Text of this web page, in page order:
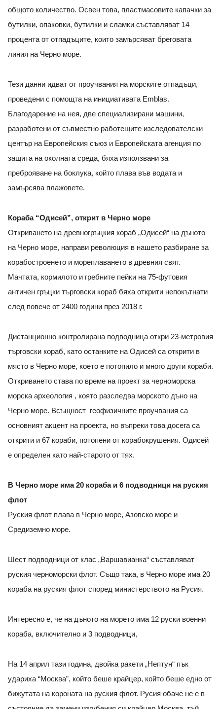
общото количество. Освен това, пластмасовите капачки за
бутилки, опаковки, бутилки и сламки съставляват 14
процента от отпадъците, които замърсяват бреговата
линия на Черно море.
Тези данни идват от проучвания на морските отпадъци,
проведени с помощта на инициативата Emblas.
Благодарение на нея, две специализирани машини,
разработени от съвместно работещите изследователски
център на Европейския съюз и Европейската агенция по
защита на околната среда, бяха използвани за
преброяване на боклука, който плава във водата и
замърсява плажовете.
Кораба “Одисей”, открит в Черно море
Откриването на древногръцкия кораб „Одисей“ на дъното
на Черно море, направи революция в нашето разбиране за
корабостроенето и мореплаването в древния свят.
Мачтата, кормилото и гребните пейки на 75-футовия
античен гръцки търговски кораб бяха открити непокътнати
след повече от 2400 години през 2018 г.
Дистанционно контролирана подводница откри 23-метровия
търговски кораб, като останките на Одисей са открити в
място в Черно море, което е потопило и много други кораби.
Откриването става по време на проект за черноморска
морска археология , която разследва морското дъно на
Черно море. Всъщност геофизичните проучвания са
основният акцент на проекта, но въпреки това досега са
открити и 67 кораби, потопени от корабокрушения. Одисей
е определен като най-старото от тях.
В Черно море има 20 кораба и 6 подводници на руския
флот
Руския флот плава в Черно море, Азовско море и
Средиземно море.
Шест подводници от клас „Варшавианка“ съставляват
руския черноморски флот. Също така, в Черно море има 20
кораба на руския флот според министерството на Русия.
Интересно е, че на дъното на морето има 12 руски военни
кораба, включително и 3 подводници,
На 14 април тази година, двойка ракети „Нептун“ пък
удариха “Москва”, който беше крайцер, който беше едно от
бижутата на короната на руския флот. Русия обаче не е в